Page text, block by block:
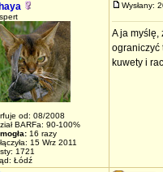
od: 08/2008
BARFa: 90-100%
16 razy
15 Wrz 2011
1721
Łódź
Wysłany:
A ja myślę,
ograniczyć
kuwety i